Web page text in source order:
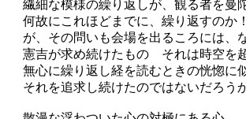
繊細な模様の繰り返しが、観る者を曼
何故にこれほどまでに、繰り返すのか
が、その問いも会場を出るころには、
憲吉が求め続けたもの それは時空を
無心に繰り返し経を読むときの恍惚
それを追求し続けたのではないだろう